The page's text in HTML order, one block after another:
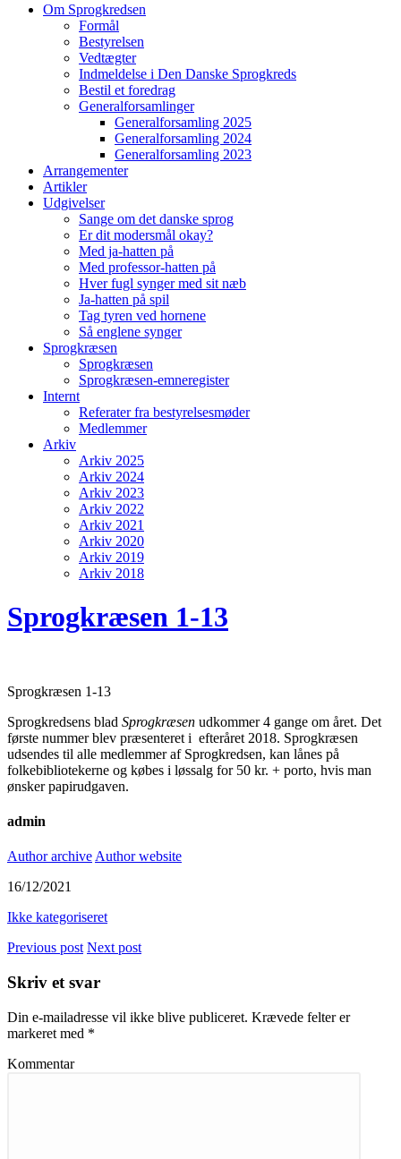
Om Sprogkredsen
Formål
Bestyrelsen
Vedtægter
Indmeldelse i Den Danske Sprogkreds
Bestil et foredrag
Generalforsamlinger
Generalforsamling 2025
Generalforsamling 2024
Generalforsamling 2023
Arrangementer
Artikler
Udgivelser
Sange om det danske sprog
Er dit modersmål okay?
Med ja-hatten på
Med professor-hatten på
Hver fugl synger med sit næb
Ja-hatten på spil
Tag tyren ved hornene
Så englene synger
Sprogkræsen
Sprogkræsen
Sprogkræsen-emneregister
Internt
Referater fra bestyrelsesmøder
Medlemmer
Arkiv
Arkiv 2025
Arkiv 2024
Arkiv 2023
Arkiv 2022
Arkiv 2021
Arkiv 2020
Arkiv 2019
Arkiv 2018
Sprogkræsen 1-13
Sprogkræsen 1-13
Sprogkredsens blad Sprogkræsen udkommer 4 gange om året. Det
første nummer blev præsenteret i efteråret 2018. Sprogkræsen
udsendes til alle medlemmer af Sprogkredsen, kan lånes på
folkebibliotekerne og købes i løssalg for 50 kr. + porto, hvis man
ønsker papirudgaven.
admin
Author archive Author website
16/12/2021
Ikke kategoriseret
Previous post Next post
Skriv et svar
Din e-mailadresse vil ikke blive publiceret. Krævede felter er
markeret med *
Kommentar